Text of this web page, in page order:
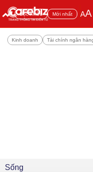
Đọc nhiều Mới nhất AA
Kinh doanh Tài chính ngân
Sống